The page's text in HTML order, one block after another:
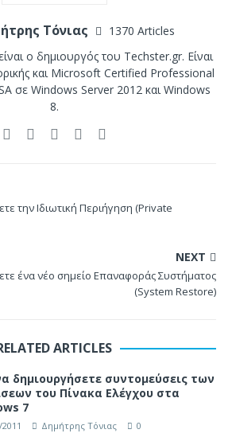
Τόνιας
1370 Articles
ο δημιουργός του Techster.gr. Είναι
και Microsoft Certified Professional
σε Windows Server 2012 και Windows
8.
την Ιδιωτική Περιήγηση (Private
NEXT
ένα νέο σημείο Επαναφοράς Συστήματος
(System Restore)
ARTICLES
δημιουργήσετε συντομεύσεις των
του Πίνακα Ελέγχου στα
7
Δημήτρης Τόνιας 0